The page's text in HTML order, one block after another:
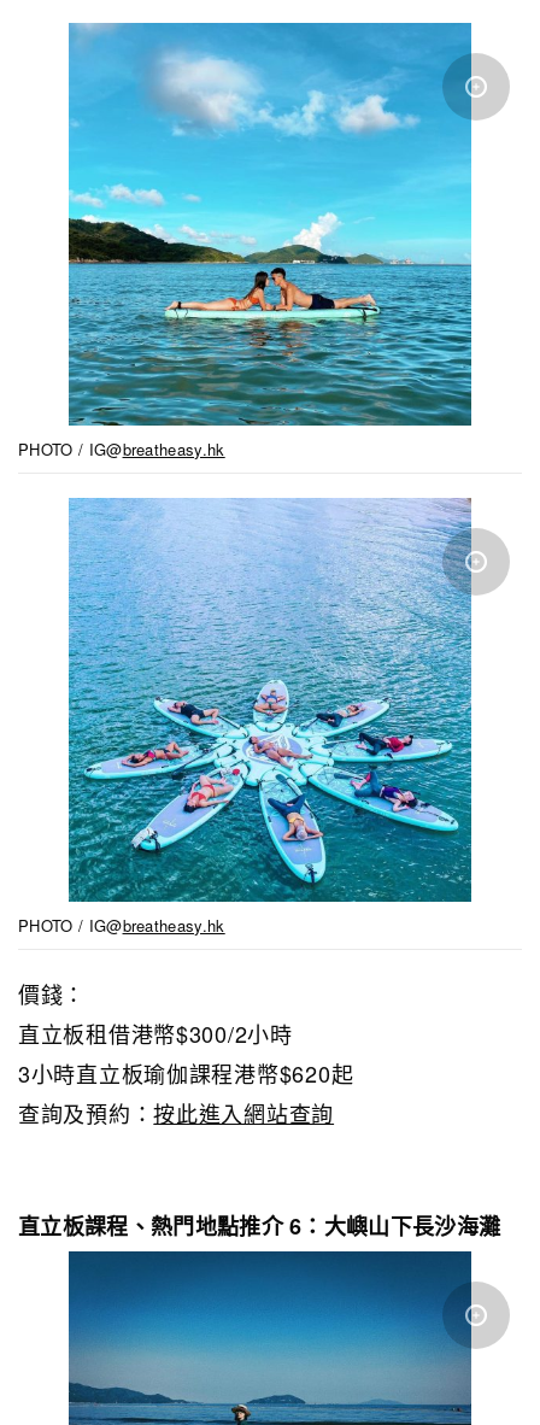
PHOTO / IG@breatheasy.hk
PHOTO / IG@breatheasy.hk
價錢：
直立板租借港幣$300/2小時
3小時直立板瑜伽課程港幣$620起
查詢及預約：按此進入網站查詢
直立板課程、熱門地點推介 6：大嶼山下長沙海灘